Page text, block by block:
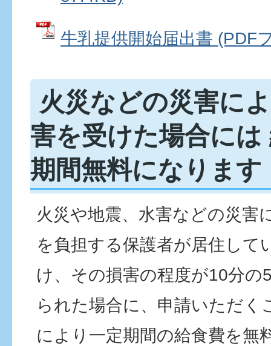
牛乳提供開始届出書 (PDF
火災などの災害に
害を受けた場合には
期間無料になります
火災や地震、水害などの災害
を負担する保護者が居住して
け、その損害の程度が10分の
られた場合に、申請いただく
により一定期間の給食費を無